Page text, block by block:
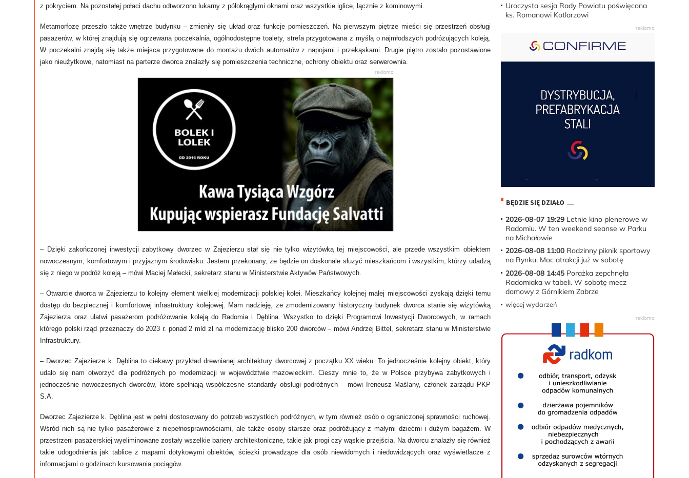
z pokryciem. Na pozostałej połaci dachu odtworzono lukarny z półokrągłymi oknami oraz wszystkie iglice, łącznie z kominowymi.
Metamorfozę przeszło także wnętrze budynku – zmieniły się układ oraz funkcje pomieszczeń. Na pierwszym piętrze mieści się przestrzeń obsługi
pasażerów, w której znajdują się ogrzewana poczekalnia, ogólnodostępne toalety, strefa przygotowana z myślą o najmłodszych podróżujących koleją.
W poczekalni znajdą się także miejsca przygotowane do montażu dwóch automatów z napojami i przekąskami. Drugie piętro zostało pozostawione
jako nieużytkowe, natomiast na parterze dworca znalazły się pomieszczenia techniczne, ochrony obiektu oraz serwerownia.
– Dzięki zakończonej inwestycji zabytkowy dworzec w Zajezierzu stał się nie tylko wizytówką tej miejscowości, ale przede wszystkim obiektem
nowoczesnym, komfortowym i przyjaznym środowisku. Jestem przekonany, że będzie on doskonale służyć mieszkańcom i wszystkim, którzy udadzą
się z niego w podróż koleją – mówi Maciej Małecki, sekretarz stanu w Ministerstwie Aktywów Państwowych.
– Otwarcie dworca w Zajezierzu to kolejny element wielkiej modernizacji polskiej kolei. Mieszkańcy kolejnej małej miejscowości zyskają dzięki temu
dostęp do bezpiecznej i komfortowej infrastruktury kolejowej. Mam nadzieję, że zmodernizowany historyczny budynek dworca stanie się wizytówką
Zajezierza oraz ułatwi pasażerom podróżowanie koleją do Radomia i Dęblina. Wszystko to dzięki Programowi Inwestycji Dworcowych, w ramach
którego polski rząd przeznaczy do 2023 r. ponad 2 mld zł na modernizację blisko 200 dworców – mówi Andrzej Bittel, sekretarz stanu w Ministerstwie
Infrastruktury.
– Dworzec Zajezierze k. Dęblina to ciekawy przykład drewnianej architektury dworcowej z początku XX wieku. To jednocześnie kolejny obiekt, który
udało się nam otworzyć dla podróżnych po modernizacji w województwie mazowieckim. Cieszy mnie to, że w Polsce przybywa zabytkowych i
jednocześnie nowoczesnych dworców, które spełniają współczesne standardy obsługi podróżnych – mówi Ireneusz Maślany, członek zarządu PKP
S.A.
Dworzec Zajezierze k. Dęblina jest w pełni dostosowany do potrzeb wszystkich podróżnych, w tym również osób o ograniczonej sprawności ruchowej.
Wśród nich są nie tylko pasażerowie z niepełnosprawnościami, ale także osoby starsze oraz podróżujący z małymi dziećmi i dużym bagażem. W
przestrzeni pasażerskiej wyeliminowane zostały wszelkie bariery architektoniczne, takie jak progi czy wąskie przejścia. Na dworcu znalazły się również
takie udogodnienia jak tablice z mapami dotykowymi obiektów, ścieżki prowadzące dla osób niewidomych i niedowidzących oraz wyświetlacze z
informacjami o godzinach kursowania pociągów.
Uroczysta sesja Rady Powiatu poświęcona
ks. Romanowi Kotlarzowi
BĘDZIE SIĘ DZIAŁO
2026-08-07 19:29Letnie kino plenerowe w
Radomiu. W ten weekend seanse w Parku
na Michałowie
2026-08-08 11:00Rodzinny piknik sportowy
na Rynku. Moc atrakcji już w sobotę
2026-08-08 14:45Porażka zepchnęła
Radomiaka w tabeli. W sobotę mecz
domowy z Górnikiem Zabrze
więcej wydarzeń